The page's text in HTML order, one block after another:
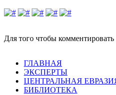
Для того чтобы
ГЛАВНАЯ
ЭКСПЕРТЫ
ЦЕНТРАЛЬНАЯ
БИБЛИОТЕКА